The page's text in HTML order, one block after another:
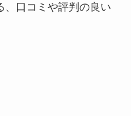
、口コミや評判の良い